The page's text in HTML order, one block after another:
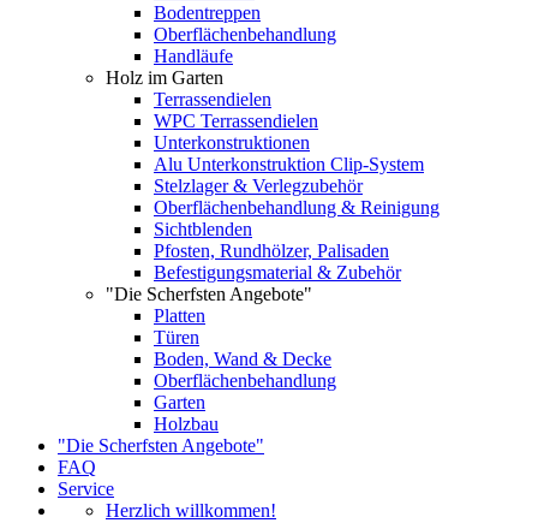
Bodentreppen
Oberflächenbehandlung
Handläufe
Holz im Garten
Terrassendielen
WPC Terrassendielen
Unterkonstruktionen
Alu Unterkonstruktion Clip-System
Stelzlager & Verlegzubehör
Oberflächenbehandlung & Reinigung
Sichtblenden
Pfosten, Rundhölzer, Palisaden
Befestigungsmaterial & Zubehör
"Die Scherfsten Angebote"
Platten
Türen
Boden, Wand & Decke
Oberflächenbehandlung
Garten
Holzbau
"Die Scherfsten Angebote"
FAQ
Service
Herzlich willkommen!